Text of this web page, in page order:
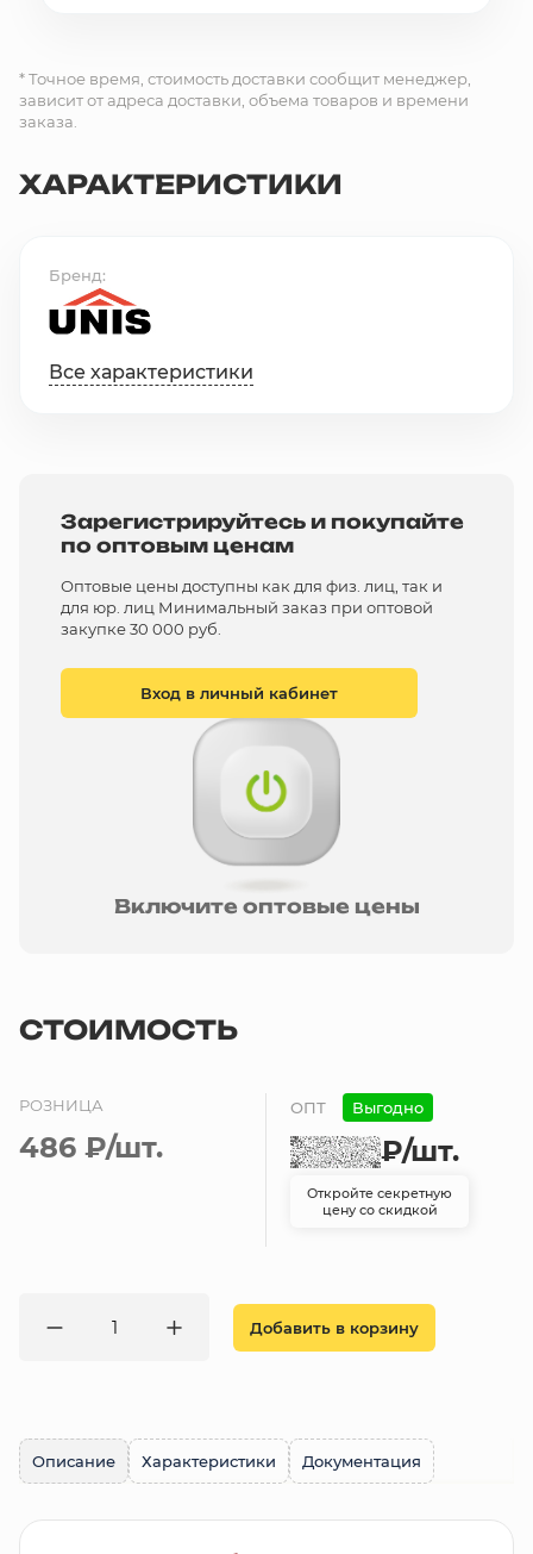
* Точное время, стоимость доставки сообщит менеджер,
зависит от адреса доставки, объема товаров и времени
заказа.
ХАРАКТЕРИСТИКИ
Бренд
Все характеристики
Зарегистрируйтесь и покупайте
по оптовым ценам
Оптовые цены доступны как для физ. лиц, так и
для юр. лиц Минимальный заказ при оптовой
закупке 30 000 руб.
Вход в личный кабинет
Включите оптовые цены
СТОИМОСТЬ
РОЗНИЦА
486 ₽/шт.
ОПТ Выгодно
₽/шт.
Откройте секретную
цену со скидкой
Добавить в корзину
Описание Характеристики Документация